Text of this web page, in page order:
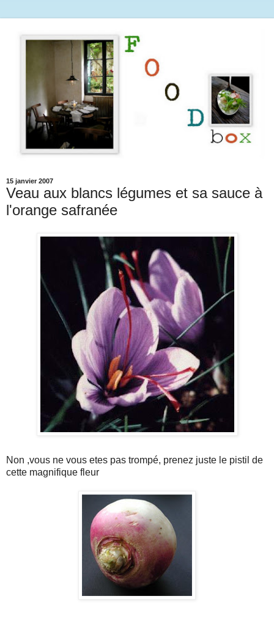
15 janvier 2007
Veau aux blancs légumes et sa sauce à
l'orange safranée
Non ,vous ne vous etes pas trompé, prenez juste le pistil de
cette magnifique fleur